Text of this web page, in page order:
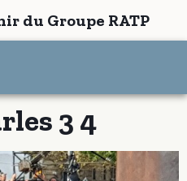
du Groupe RATP
3 4